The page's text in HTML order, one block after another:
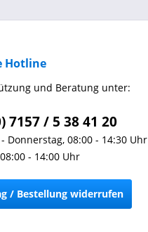
Hotline
und Beratung unter:
7157 / 5 38 41 20
Donnerstag, 08:00 - 14:30 Uhr
- 14:00 Uhr
/ Bestellung widerrufen